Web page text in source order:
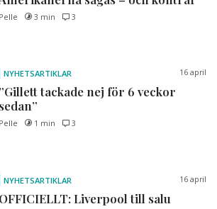
Pelle 3 min 3
NYHETSARTIKLAR 16 april
”Gillett tackade nej för 6 veckor
sedan”
Pelle 1 min 3
NYHETSARTIKLAR 16 april
OFFICIELLT: Liverpool till salu